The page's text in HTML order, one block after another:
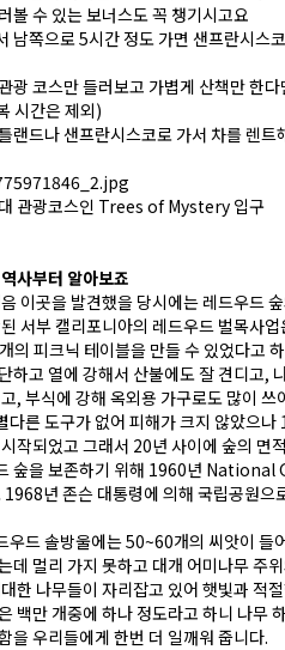
볼 수 있는 보너스도 꼭 챙기시고요
남쪽으로 5시간 정도 가면 샌프란시스
광 코스만 들러보고 가볍게 산책만 한
시간은 제외)
랜드나 샌프란시스코로 가서 차를 렌트
관광코스인 Trees of Mystery 입구
사부터 알아보죠
이곳을 발견했을 당시에는 레드우드
서부 캘리포니아의 레드우드 벌목사
의 피크닉 테이블을 만들 수 있었다고
하고 열에 강해서 산불에도 잘 견디고,
, 부식에 강해 옥외용 가구로도 많이 쓰
다른 도구가 없어 피해가 크지 않았으
작되었고 그래서 20년 사이에 숲의 면
숲을 보존하기 위해 1960년
년 존슨 대통령에 의해 국립공원으
우드 솔방울에는 50~60개의 씨앗이 들
데 멀리 가지 못하고 대개 어미나무 주
한 나무들이 자리잡고 있어 햇빛과 적
백만 개중에 하나 정도라고 하니 나무
을 우리들에게 한번 더 일깨워 줍니다.